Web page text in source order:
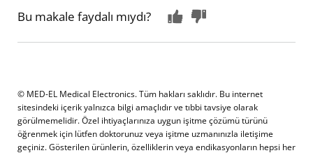
Bu makale faydalı mıydı?
© MED-EL Medical Electronics. Tüm hakları saklıdır. Bu internet
sitesindeki içerik yalnızca bilgi amaçlıdır ve tıbbi tavsiye olarak
görülmemelidir. Özel ihtiyaçlarınıza uygun işitme çözümü türünü
öğrenmek için lütfen doktorunuz veya işitme uzmanınızla iletişime
geçiniz. Gösterilen ürünlerin, özelliklerin veya endikasyonların hepsi her